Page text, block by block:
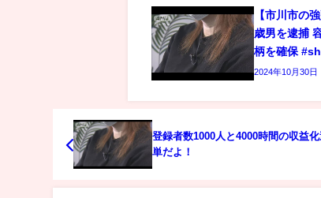
【市川市の
歳男を逮捕
柄を確保
2024年10月30日
登録者数1000人と4000時間の収益
単だよ！